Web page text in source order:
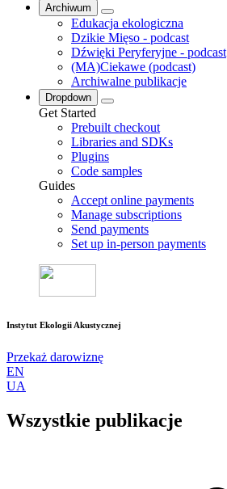
Archiwum
Edukacja ekologiczna
Dzikie Mięso - podcast
Dźwięki Peryferyjne - podcast
(MA)Ciekawe (podcast)
Archiwalne publikacje
Dropdown
Get Started
Prebuilt checkout
Libraries and SDKs
Plugins
Code samples
Guides
Accept online payments
Manage subscriptions
Send payments
Set up in-person payments
Instytut Ekologii Akustycznej
Przekaż darowiznę
EN
UA
Wszystkie publikacje